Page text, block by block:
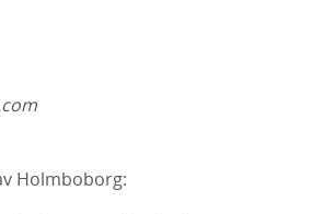
Holmboborg: